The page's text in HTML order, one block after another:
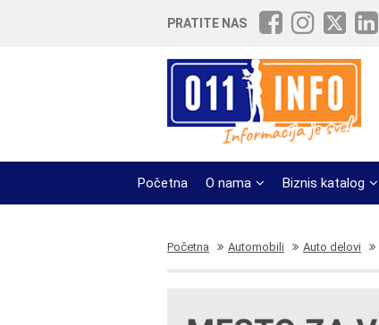
PRATITE NAS
Početna O nama Biznis katalog
Početna Automobili Auto delovi